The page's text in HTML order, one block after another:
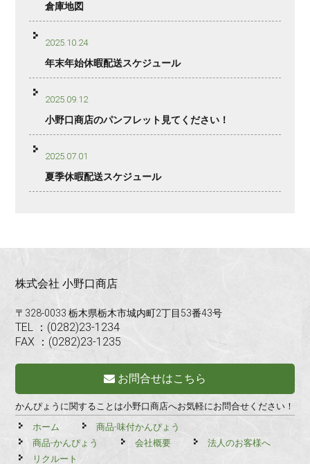
倉庫地図
2025.10.24
年末年始休暇配送スケジュール
2025.09.12
小野口商店のパンフレット見てください！
2025.07.01
夏季休暇配送スケジュール
株式会社 小野口商店
〒328-0033 栃木県栃木市城内町2丁目53番43号
TEL ：(0282)23-1234
FAX ：(0282)23-1235
お問合せはこちら
かんぴょうに関することは小野口商店へお気軽にお問合せください！
ホーム
商品-味付かんぴょう
商品-かんぴょう
会社概要
法人のお客様へ
リクルート